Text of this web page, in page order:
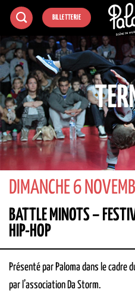
Passer
contenu
BILLETTERIE
DIMANCHE 6
BATTLE MINOTS –
HIP-HOP
Présenté par Paloma dans le cadre
par l’association Da Storm.